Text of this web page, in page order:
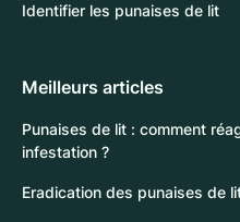
Identifier les punaises de lit
Meilleurs articles
Punaises de lit : comment
infestation ?
Eradication des punaises de